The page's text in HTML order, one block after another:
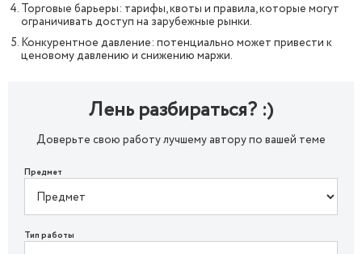
Торговые барьеры: тарифы, квоты и правила, которые могут
ограничивать доступ на зарубежные рынки.
Конкурентное давление: потенциально может привести к
ценовому давлению и снижению маржи.
Лень разбираться? :)
Доверьте свою работу лучшему автору по вашей теме
Предмет
Тип работы